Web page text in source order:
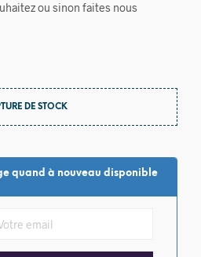
ou sinon faites nous
DE STOCK
quand à nouveau disponible